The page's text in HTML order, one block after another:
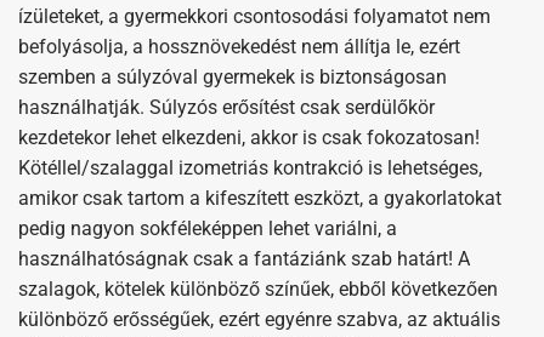
ízületeket, a gyermekkori csontosodási folyamatot nem
befolyásolja, a hossznövekedést nem állítja le, ezért
szemben a súlyzóval gyermekek is biztonságosan
használhatják. Súlyzós erősítést csak serdülőkör
kezdetekor lehet elkezdeni, akkor is csak fokozatosan!
Kötéllel/szalaggal izometriás kontrakció is lehetséges,
amikor csak tartom a kifeszített eszközt, a gyakorlatokat
pedig nagyon sokféleképpen lehet variálni, a
használhatóságnak csak a fantáziánk szab határt! A
szalagok, kötelek különböző színűek, ebből következően
különböző erősségűek, ezért egyénre szabva, az aktuális